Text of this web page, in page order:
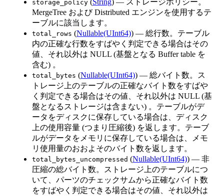
storage_policy (String) — ストレージポリシー。
MergeTree および Distributed エンジンを使用するテ
ーブルに該当します。
total_rows (Nullable(UInt64)) — 総行数。テーブル
内の正確な行数をすばやく判定できる場合はその
値、それ以外は NULL (基盤となる Buffer table を
含む) 。
total_bytes (Nullable(UInt64)) — 総バイト数。ス
トレージ上のテーブルの正確なバイト数をすばや
く判定できる場合はその値、それ以外は NULL (基
盤となるストレージは含まない) 。テーブルがデ
ータをディスクに保存している場合は、ディスク
上の使用容量 (つまり圧縮後) を返します。テーブ
ルがデータをメモリに保存している場合は、メモ
リ使用量のおおよそのバイト数を返します。
total_bytes_uncompressed (Nullable(UInt64)) — 非
圧縮の総バイト数。ストレージ上のテーブルにつ
いて、パーツのチェックサムから正確なバイト数
をすばやく判定できる場合はその値、それ以外は